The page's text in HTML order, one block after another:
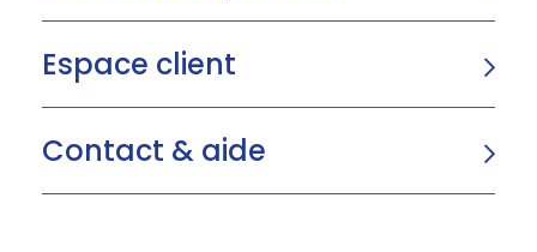
Espace client
Contact & aide